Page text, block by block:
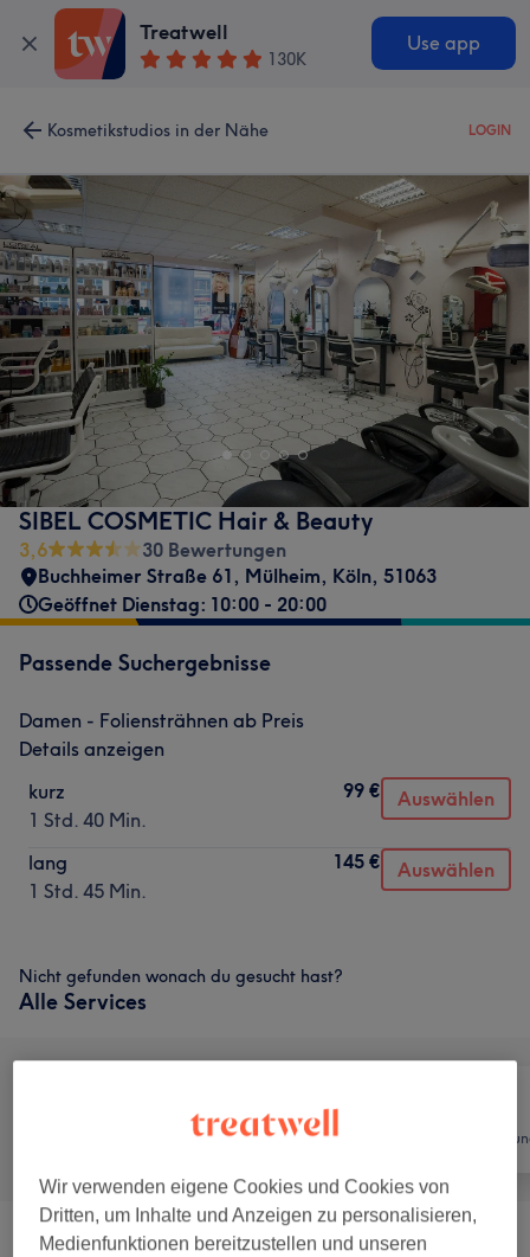
Treatwell
130K
Use app
Kosmetikstudios in der Nähe LOGIN
SIBEL COSMETIC Hair & Beauty
3,6
30 Bewertungen
Buchheimer Straße 61, Mülheim, Köln, 51063
Geöffnet Dienstag: 10:00 - 20:00
Passende Suchergebnisse
Damen - Foliensträhnen ab Preis
Details anzeigen
kurz
1 Std. 40 Min.
99 € Auswählen
lang
1 Std. 45 Min.
145 € Auswählen
Nicht gefunden wonach du gesucht hast?
Alle Services
Friseur
Damen - Haarschnitte & Stylings ( 10) ab 14,50 €
Wir verwenden eigene Cookies und Cookies von
Dritten, um Inhalte und Anzeigen zu personalisieren,
Medienfunktionen bereitzustellen und unseren